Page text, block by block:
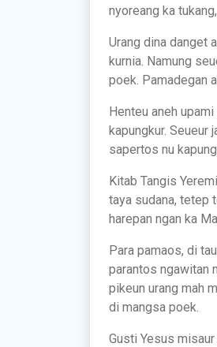
nyoreang ka
Urang dina danget
kurnia. Namung
poek. Pamadegan
Henteu aneh
kapungkur. Seueur
sapertos nu
Kitab Tangis
taya sudana, tetep
harepan ngan ka
Para pamaos, di
parantos ngawitan
pikeun urang mah
di mangsa poek.
Gusti Yesus